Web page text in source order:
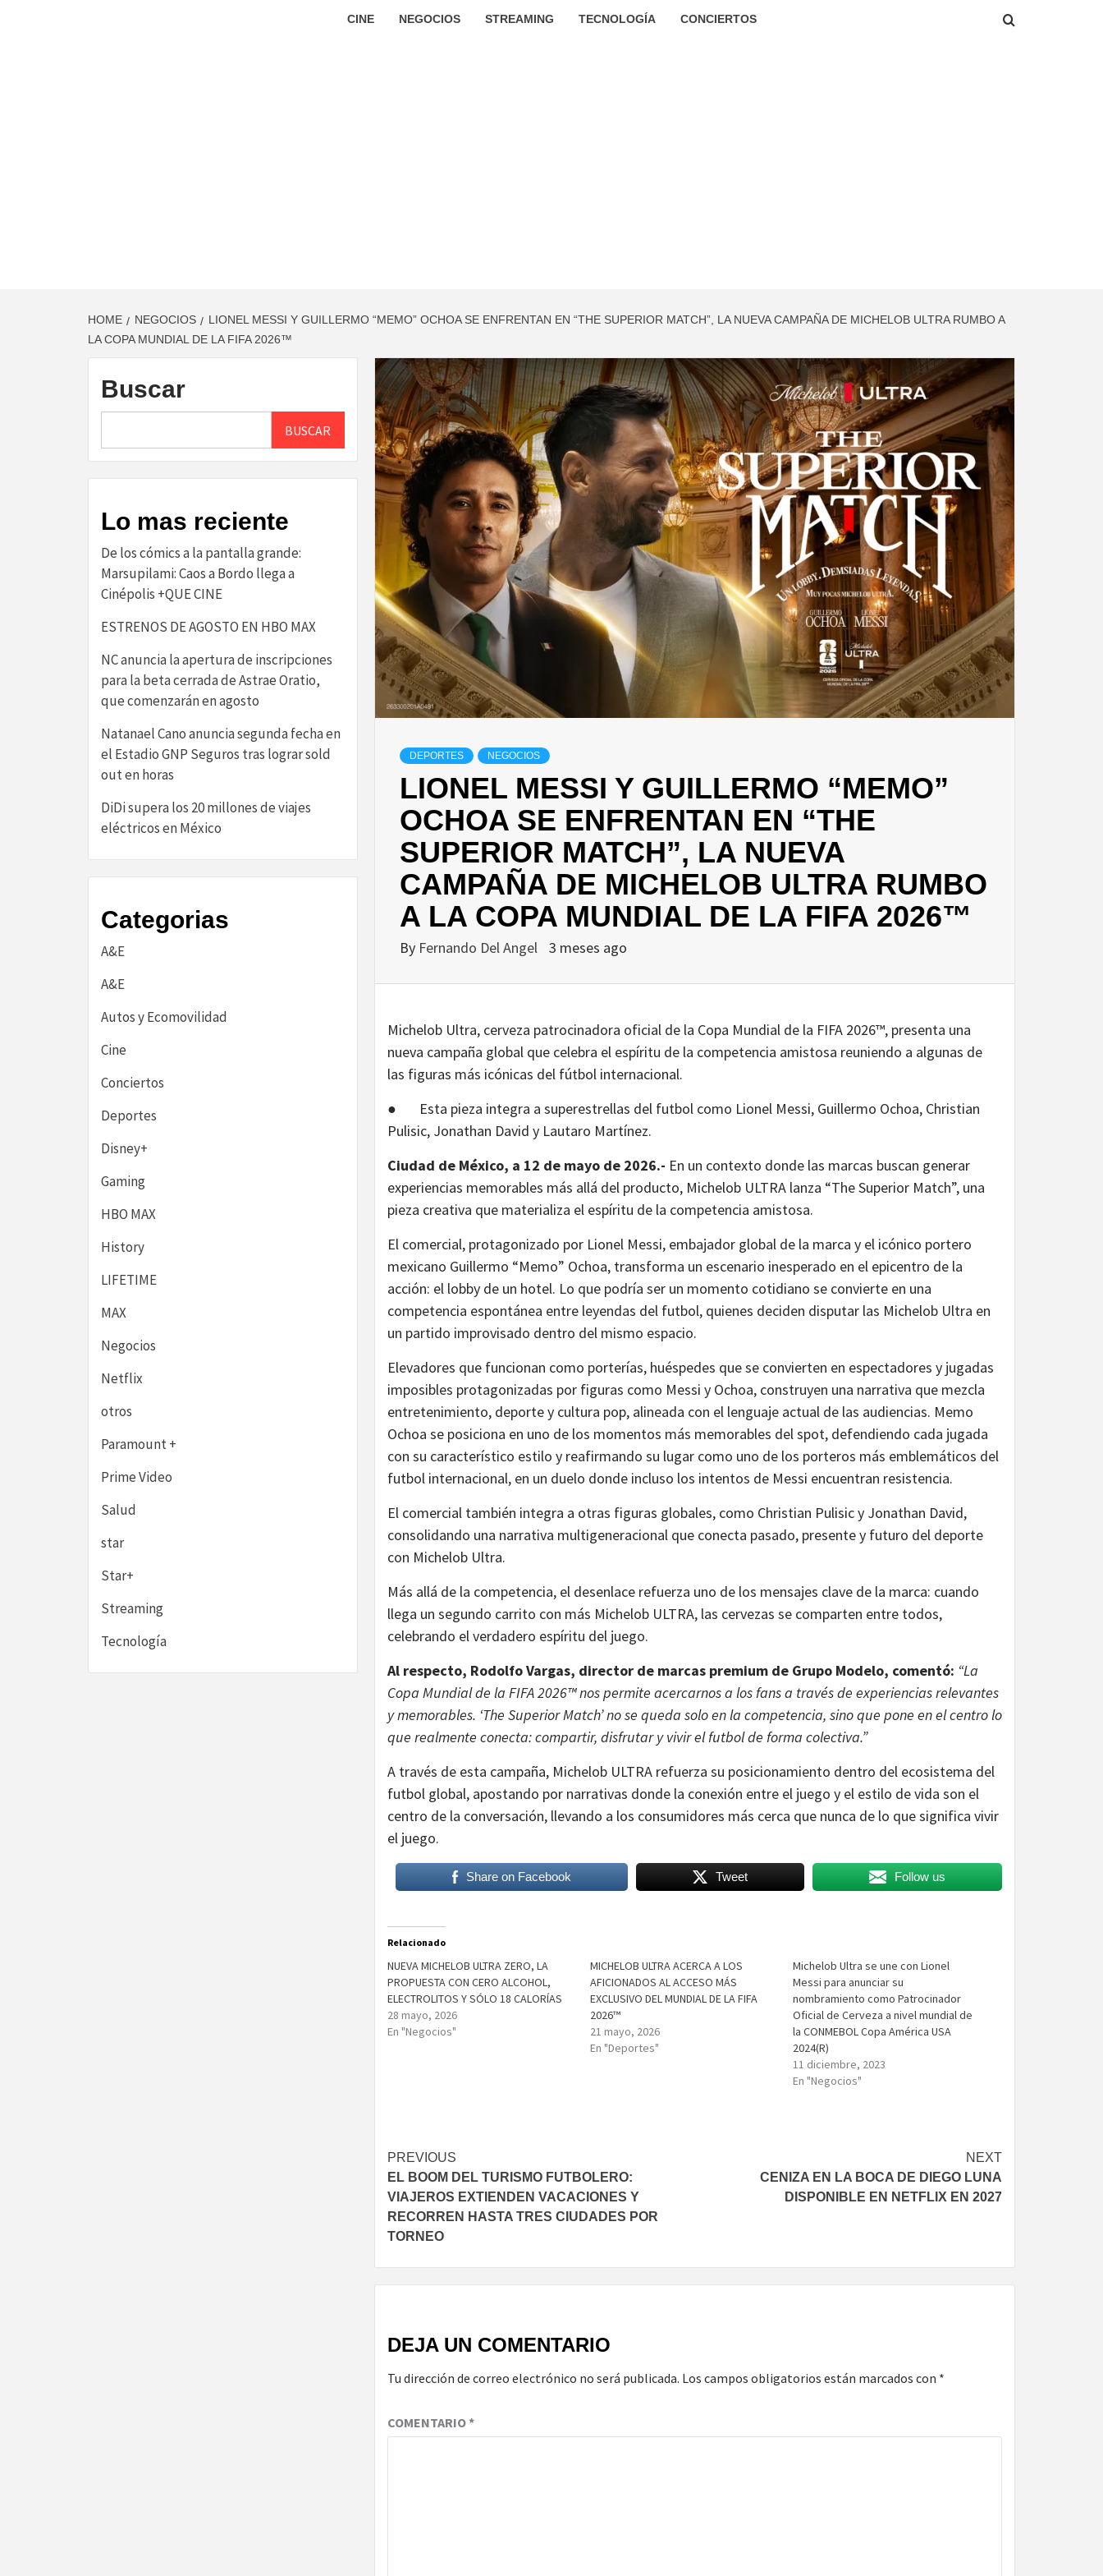
CINE NEGOCIOS STREAMING TECNOLOGÍA CONCIERTOS
HOME NEGOCIOS
LIONEL MESSI Y GUILLERMO “MEMO” OCHOA SE ENFRENTAN EN “THE SUPERIOR MATCH”, LA NUEVA CAMPAÑA DE MICHELOB ULTRA RUMBO A
LA COPA MUNDIAL DE LA FIFA 2026™
DEPORTES NEGOCIOS
LIONEL MESSI Y GUILLERMO “MEMO”
OCHOA SE ENFRENTAN EN “THE
SUPERIOR MATCH”, LA NUEVA
CAMPAÑA DE MICHELOB ULTRA RUMBO
A LA COPA MUNDIAL DE LA FIFA 2026™
By Fernando Del Angel 3 meses ago
Michelob Ultra, cerveza patrocinadora oficial de la Copa Mundial de la FIFA 2026™, presenta una
nueva campaña global que celebra el espíritu de la competencia amistosa reuniendo a algunas de
las figuras más icónicas del fútbol internacional.
● Esta pieza integra a superestrellas del futbol como Lionel Messi, Guillermo Ochoa, Christian
Pulisic, Jonathan David y Lautaro Martínez.
Ciudad de México, a 12 de mayo de 2026.- En un contexto donde las marcas buscan generar
experiencias memorables más allá del producto, Michelob ULTRA lanza “The Superior Match”, una
pieza creativa que materializa el espíritu de la competencia amistosa.
El comercial, protagonizado por Lionel Messi, embajador global de la marca y el icónico portero
mexicano Guillermo “Memo” Ochoa, transforma un escenario inesperado en el epicentro de la
acción: el lobby de un hotel. Lo que podría ser un momento cotidiano se convierte en una
competencia espontánea entre leyendas del futbol, quienes deciden disputar las Michelob Ultra en
un partido improvisado dentro del mismo espacio.
Elevadores que funcionan como porterías, huéspedes que se convierten en espectadores y jugadas
imposibles protagonizadas por figuras como Messi y Ochoa, construyen una narrativa que mezcla
entretenimiento, deporte y cultura pop, alineada con el lenguaje actual de las audiencias. Memo
Ochoa se posiciona en uno de los momentos más memorables del spot, defendiendo cada jugada
con su característico estilo y reafirmando su lugar como uno de los porteros más emblemáticos del
futbol internacional, en un duelo donde incluso los intentos de Messi encuentran resistencia.
El comercial también integra a otras figuras globales, como Christian Pulisic y Jonathan David,
consolidando una narrativa multigeneracional que conecta pasado, presente y futuro del deporte
con Michelob Ultra.
Más allá de la competencia, el desenlace refuerza uno de los mensajes clave de la marca: cuando
llega un segundo carrito con más Michelob ULTRA, las cervezas se comparten entre todos,
celebrando el verdadero espíritu del juego.
Al respecto, Rodolfo Vargas, director de marcas premium de Grupo Modelo, comentó: “La
Copa Mundial de la FIFA 2026™ nos permite acercarnos a los fans a través de experiencias relevantes
y memorables. ‘The Superior Match’ no se queda solo en la competencia, sino que pone en el centro lo
que realmente conecta: compartir, disfrutar y vivir el futbol de forma colectiva.”
A través de esta campaña, Michelob ULTRA refuerza su posicionamiento dentro del ecosistema del
futbol global, apostando por narrativas donde la conexión entre el juego y el estilo de vida son el
centro de la conversación, llevando a los consumidores más cerca que nunca de lo que significa vivir
el juego.
Share on Facebook Tweet Follow us
Relacionado
NUEVA MICHELOB ULTRA ZERO, LA
PROPUESTA CON CERO ALCOHOL,
ELECTROLITOS Y SÓLO 18 CALORÍAS
28 mayo, 2026
En "Negocios"
MICHELOB ULTRA ACERCA A LOS
AFICIONADOS AL ACCESO MÁS
EXCLUSIVO DEL MUNDIAL DE LA FIFA
2026™
21 mayo, 2026
En "Deportes"
Michelob Ultra se une con Lionel
Messi para anunciar su
nombramiento como Patrocinador
Oficial de Cerveza a nivel mundial de
la CONMEBOL Copa América USA
2024(R)
11 diciembre, 2023
En "Negocios"
Post
navigation
PREVIOUS
EL BOOM DEL TURISMO FUTBOLERO:
VIAJEROS EXTIENDEN VACACIONES Y
RECORREN HASTA TRES CIUDADES POR
TORNEO
NEXT
CENIZA EN LA BOCA DE DIEGO LUNA
DISPONIBLE EN NETFLIX EN 2027
DEJA UN COMENTARIO
Tu dirección de correo electrónico no será publicada. Los campos obligatorios están marcados con *
COMENTARIO*
Buscar
BUSCAR
Lo mas reciente
De los cómics a la pantalla grande:
Marsupilami: Caos a Bordo llega a
Cinépolis +QUE CINE
ESTRENOS DE AGOSTO EN HBO MAX
NC anuncia la apertura de inscripciones
para la beta cerrada de Astrae Oratio,
que comenzarán en agosto
Natanael Cano anuncia segunda fecha en
el Estadio GNP Seguros tras lograr sold
out en horas
DiDi supera los 20 millones de viajes
eléctricos en México
Categorias
A&E
A&E
Autos y Ecomovilidad
Cine
Conciertos
Deportes
Disney+
Gaming
HBO MAX
History
LIFETIME
MAX
Negocios
Netflix
otros
Paramount +
Prime Video
Salud
star
Star+
Streaming
Tecnología